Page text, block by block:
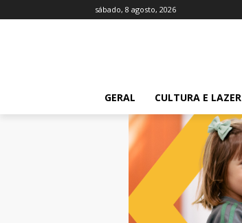
sábado, 8 agosto, 2026
GERAL CULTURA E LAZER